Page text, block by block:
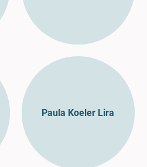
Paula Koeler Lira